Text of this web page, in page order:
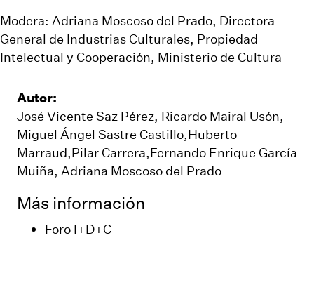
Modera: Adriana Moscoso del Prado, Directora
General de Industrias Culturales, Propiedad
Intelectual y Cooperación, Ministerio de Cultura
Autor:
José Vicente Saz Pérez, Ricardo Mairal Usón,
Miguel Ángel Sastre Castillo,Huberto
Marraud,Pilar Carrera,Fernando Enrique García
Muiña, Adriana Moscoso del Prado
Más información
Foro I+D+C